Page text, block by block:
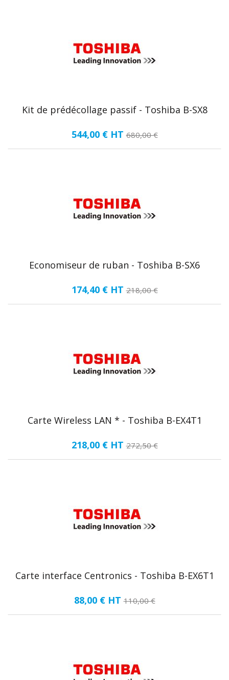
Kit de prédécollage passif - Toshiba B-SX8
544,00 € HT 680,00 €
Economiseur de ruban - Toshiba B-SX6
174,40 € HT 218,00 €
Carte Wireless LAN * - Toshiba B-EX4T1
218,00 € HT 272,50 €
Carte interface Centronics - Toshiba B-EX6T1
88,00 € HT 110,00 €